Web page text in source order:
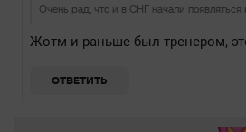
Жотм и раньше был тренером,
ОТВЕТИТЬ